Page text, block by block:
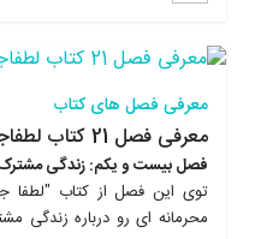
شد.
معرفی فصل های کتاب
معرفی فصل 21 کتاب لطفاجلوی موفقیت خودرا نگیرید
فصل بیست و یکم: زندگی
توی این فصل از کتاب "لطفا
محرمانه ای رو درباره زندگی